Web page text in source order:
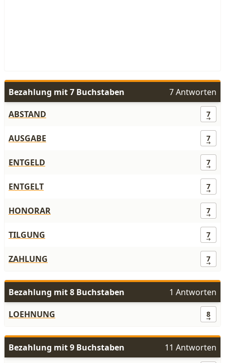
Bezahlung mit 7 Buchstaben
7 Antworten
ABSTAND
7
AUSGABE 7
ENTGELD 7
ENTGELT 7
HONORAR 7
TILGUNG 7
ZAHLUNG 7
Bezahlung mit 8 Buchstaben
1 Antworten
LOEHNUNG
8
Bezahlung mit 9 Buchstaben 11 Antworten